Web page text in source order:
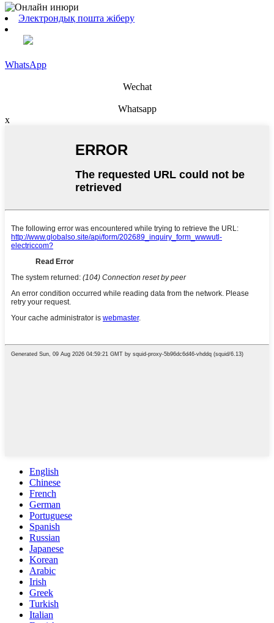
Электрондық пошта жіберу
WhatsApp
Wechat
Whatsapp
x
English
Chinese
French
German
Portuguese
Spanish
Russian
Japanese
Korean
Arabic
Irish
Greek
Turkish
Italian